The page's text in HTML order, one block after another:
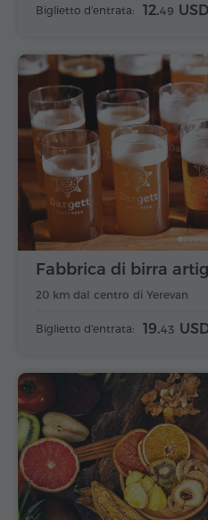
Biglietto d'entrata: 12.49 USD
20 km dal centro di Yerevan
Fabbrica di birra
Biglietto d'entrata: 19.43